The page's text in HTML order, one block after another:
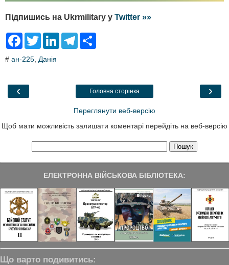
Підпишись на Ukrmilitary у Twitter »»
F
e
o
T
t
L
T
a
# ан-225 Данія
‹ ›
Головна сторінка
Переглянути веб-версію
Щоб мати можливість залишати коментарі перейдіть на веб-версію
ЕЛЕКТРОННА ВІЙСЬКОВА БІБЛІОТЕКА:
Що варто подивитись: